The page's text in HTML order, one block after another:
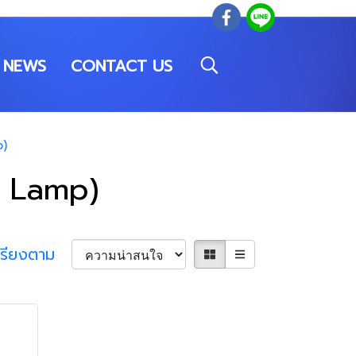
NEWS CONTACT US
รียงตาม